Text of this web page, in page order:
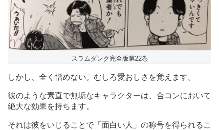
スラムダンク完全版第22巻
しかし、全く憎めない。むしろ愛おしさを覚えます。
彼のような素直で無垢なキャラクターは、合コンにおいて
絶大な効果を持ちます。
それは彼をいじることで「面白い人」の称号を得られるこ